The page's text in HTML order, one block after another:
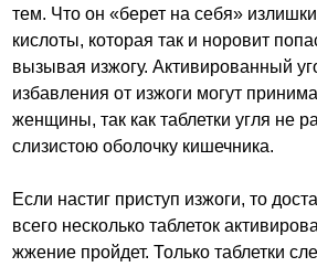
тем. Что он «берет на себя»
кислоты, которая так и норовит
вызывая изжогу. Активированный
избавления от изжоги могут
женщины, так как таблетки угля не
слизистою оболочку кишечника.
Если настиг приступ изжоги, то
всего несколько таблеток
жжение пройдет. Только таблетки